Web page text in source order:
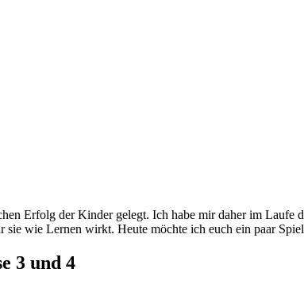
Erfolg der Kinder gelegt. Ich habe mir daher im Laufe
sie wie Lernen wirkt. Heute möchte ich euch ein paar
3 und 4